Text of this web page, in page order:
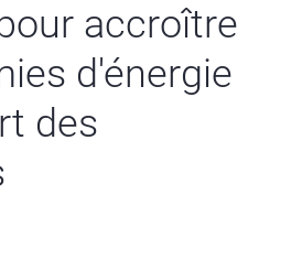
accroître
d'énergie
des